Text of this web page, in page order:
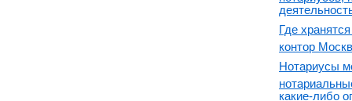
Где
контор
Нотариусы
какие-либо